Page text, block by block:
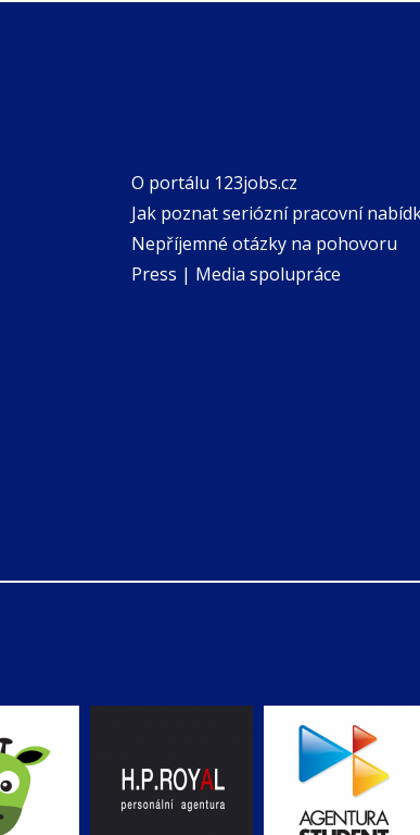
O portálu 123jobs.cz
Jak poznat seriózní pracovní
Nepříjemné otázky na pohovoru
Press | Media spolupráce